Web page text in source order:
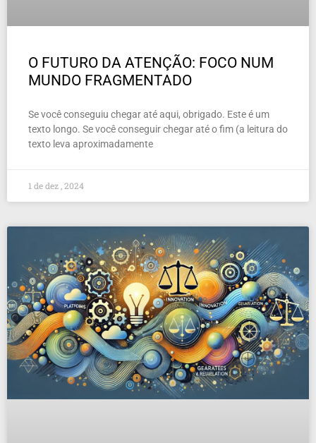
O FUTURO DA ATENÇÃO: FOCO NUM
MUNDO FRAGMENTADO
Se você conseguiu chegar até aqui, obrigado. Este é um
texto longo. Se você conseguir chegar até o fim (a leitura do
texto leva aproximadamente
1 de dez , 2024